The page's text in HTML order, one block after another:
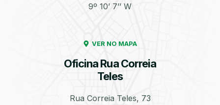
9º 10’ 7’’ W
VER NO MAPA
Oficina Rua Correia
Teles
Rua Correia Teles, 73